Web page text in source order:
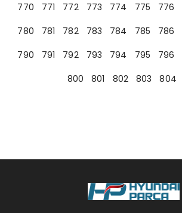
770
771 772 773 774 775 776
780
781 782 783 784 785 786
790
791 792 793 794 795 796
800
801 802 803 804